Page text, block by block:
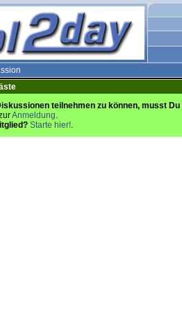
teilnehmen zu können, musst
Anmeldung.
Starte hier!.